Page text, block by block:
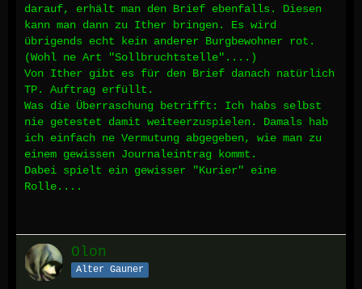
darauf, erhält man den Brief ebenfalls. Diesen
kann man dann zu Ither bringen. Es wird
übrigends echt kein anderer Burgbewohner rot.
(Wohl ne Art "Sollbruchtstelle"....)
Von Ither gibt es für den Brief danach natürlich
TP. Auftrag erfüllt.
Was die Überraschung betrifft: Ich habs selbst
nie getestet damit weiteerzuspielen. Damals hab
ich einfach ne Vermutung abgegeben, wie man zu
einem gewissen Journaleintrag kommt.
Dabei spielt ein gewisser "Kurier" eine
Rolle....
Olon
Alter Gauner